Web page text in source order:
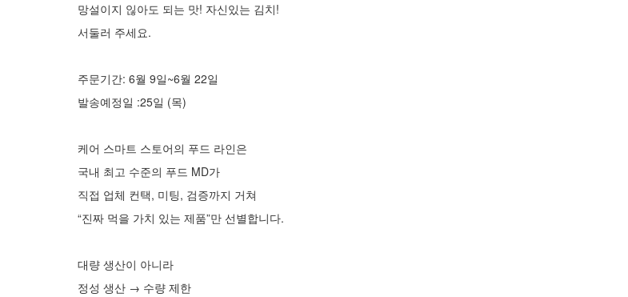
망설이지 읺아도 되는 맛! 자신있는 김치!
서둘러 주세요.
주문기간: 6월 9일~6월 22일
발송예정일 :25일 (목)
케어 스마트 스토어의 푸드 라인은
국내 최고 수준의 푸드 MD가
직접 업체 컨택, 미팅, 검증까지 거쳐
“진짜 먹을 가치 있는 제품”만 선별합니다.
대량 생산이 아니라
정성 생산 → 수량 제한